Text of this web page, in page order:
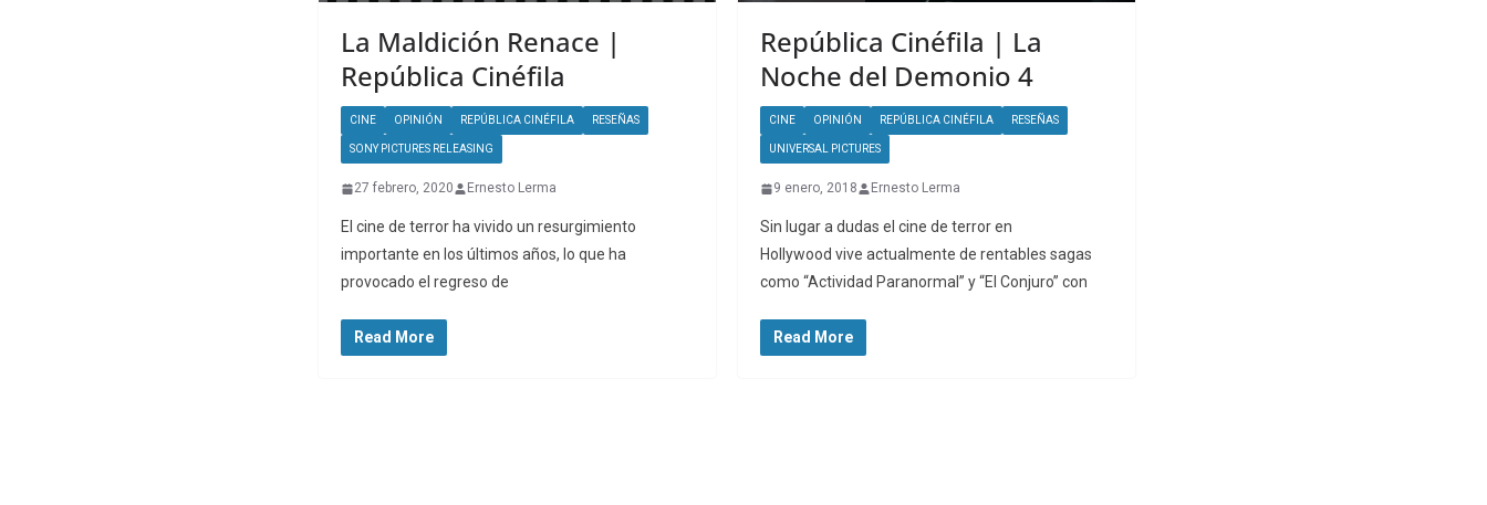
La Maldición Renace |
República Cinéfila
CINE OPINIÓN REPÚBLICA CINÉFILA RESEÑAS
SONY PICTURES RELEASING
27 febrero, 2020 Ernesto Lerma
El cine de terror ha vivido un resurgimiento
importante en los últimos años, lo que ha
provocado el regreso de
Read More
República Cinéfila | La
Noche del Demonio 4
CINE OPINIÓN REPÚBLICA CINÉFILA RESEÑAS
UNIVERSAL PICTURES
9 enero, 2018 Ernesto Lerma
Sin lugar a dudas el cine de terror en
Hollywood vive actualmente de rentables sagas
como “Actividad Paranormal” y “El Conjuro” con
Read More